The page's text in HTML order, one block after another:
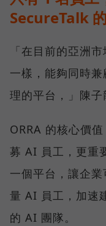
SecureTalk
「在目前的亞洲
一樣，能夠同時
理的平台，」陳子
ORRA 的核心價
募 AI 員工，更重
一個平台，讓企
量 AI 員工，加速
的 AI 團隊。